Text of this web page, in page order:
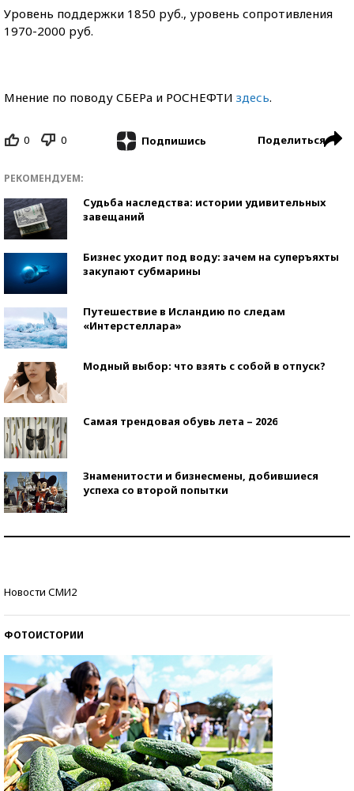
Уровень поддержки 1850 руб., уровень сопротивления
1970-2000 руб.
Мнение по поводу СБЕРа и РОСНЕФТИ здесь.
0 0 Подпишись Поделиться
РЕКОМЕНДУЕМ:
Судьба наследства: истории удивительных
завещаний
Бизнес уходит под воду: зачем на суперъяхты
закупают субмарины
Путешествие в Исландию по следам
«Интерстеллара»
Модный выбор: что взять с собой в отпуск?
Самая трендовая обувь лета – 2026
Знаменитости и бизнесмены, добившиеся
успеха со второй попытки
Новости СМИ2
ФОТОИСТОРИИ